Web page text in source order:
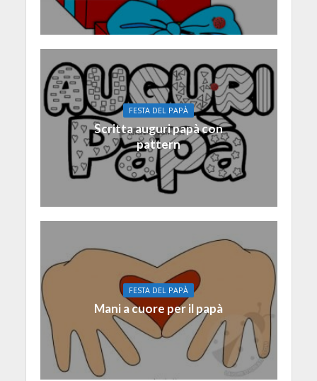
FESTA DEL PAPÀ
Scritta auguri papà con
pattern
FESTA DEL PAPÀ
Mani a cuore per il papà